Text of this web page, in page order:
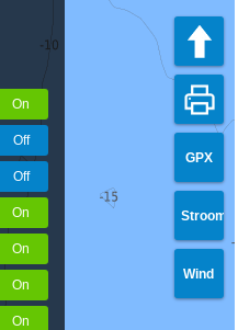
GPX
Stroom
Wind